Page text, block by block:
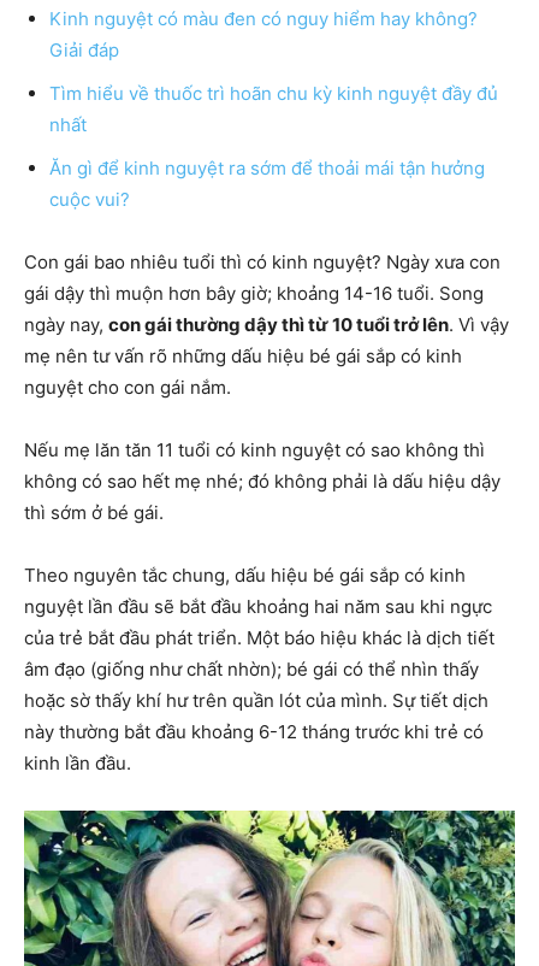
Kinh nguyệt có màu đen có nguy hiểm hay không?
Giải đáp
Tìm hiểu về thuốc trì hoãn chu kỳ kinh nguyệt đầy đủ
nhất
Ăn gì để kinh nguyệt ra sớm để thoải mái tận hưởng
cuộc vui?
Con gái bao nhiêu tuổi thì có kinh nguyệt? Ngày xưa con
gái dậy thì muộn hơn bây giờ; khoảng 14-16 tuổi. Song
ngày nay, con gái thường dậy thì từ 10 tuổi trở lên. Vì vậy
mẹ nên tư vấn rõ những dấu hiệu bé gái sắp có kinh
nguyệt cho con gái nắm.
Nếu mẹ lăn tăn 11 tuổi có kinh nguyệt có sao không thì
không có sao hết mẹ nhé; đó không phải là dấu hiệu dậy
thì sớm ở bé gái.
Theo nguyên tắc chung, dấu hiệu bé gái sắp có kinh
nguyệt lần đầu sẽ bắt đầu khoảng hai năm sau khi ngực
của trẻ bắt đầu phát triển. Một báo hiệu khác là dịch tiết
âm đạo (giống như chất nhờn); bé gái có thể nhìn thấy
hoặc sờ thấy khí hư trên quần lót của mình. Sự tiết dịch
này thường bắt đầu khoảng 6-12 tháng trước khi trẻ có
kinh lần đầu.